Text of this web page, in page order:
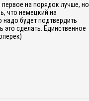
первое на порядок лучше, но
что немецкий на
надо будет подтвердить
это сделать. Единственное